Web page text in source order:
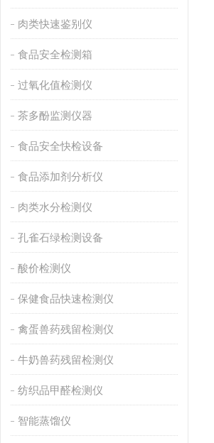
肉类快速鉴别仪
食品安全检测箱
过氧化值检测仪
茶多酚监测仪器
食品安全快检设备
食品添加剂分析仪
肉类水分检测仪
孔雀石绿检测设备
酸价检测仪
保健食品快速检测仪
禽蛋兽药残留检测仪
牛奶兽药残留检测仪
纺织品甲醛检测仪
智能蒸馏仪